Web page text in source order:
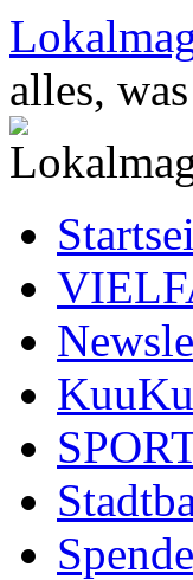
Zum
Inhalt
springen
alles,